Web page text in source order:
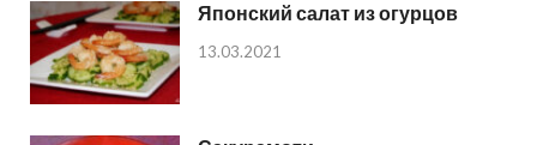
Японский салат из огурцов
13.03.2021